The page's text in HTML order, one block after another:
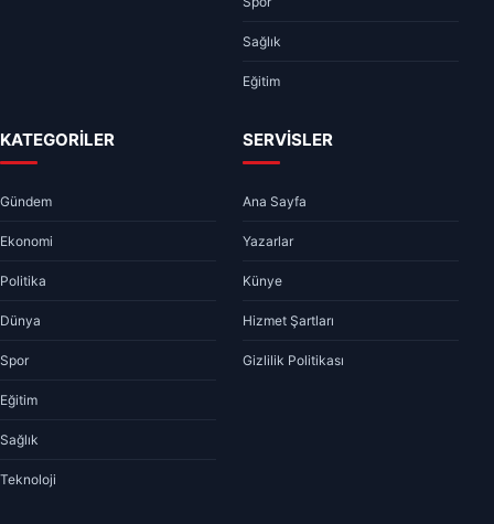
Sağlık
Eğitim
KATEGORİLER
Gündem
Ekonomi
Politika
Dünya
Spor
Eğitim
Sağlık
Teknoloji
SERVİSLER
Ana Sayfa
Yazarlar
Künye
Hizmet Şartları
Gizlilik Politikası